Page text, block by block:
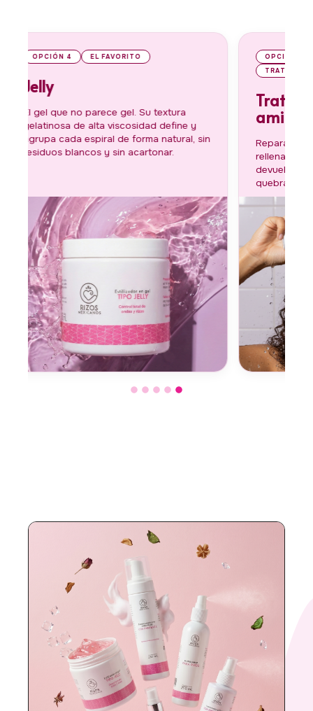
sin
OPCIÓN 5
aminoácidos
Repara desde la raíz hasta las puntas,
rellena las fibras capilares porosas y
devuelve elasticidad y estructura al rizo